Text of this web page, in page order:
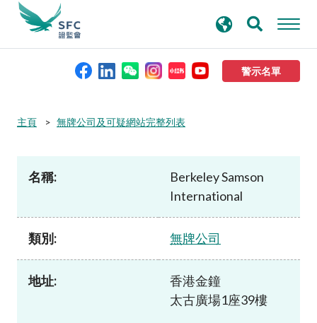
警示名單
本會簡介
資料庫
新聞稿及公布
尋
主頁 無牌公司及可疑網站完整列表
名稱:
Berkeley Samson
International
類別: 無牌公司
地址:
香港金鐘
太古廣場1座39樓